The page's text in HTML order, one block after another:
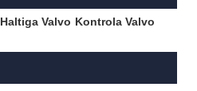
Haltiga Valvo Kontrola Valvo